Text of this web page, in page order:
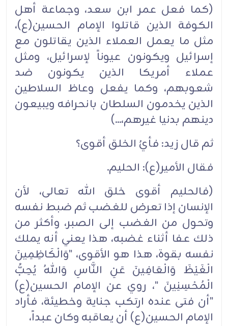
(كما فعل عمر ابن سعد، وجماعة أهل
الكوفة الذين قاتلوا الإمام الحسين(ع)،
مثل ما يعمل العملاء الذين يقاتلون مع
إسرائيل ويكونون عيوناً لإسرائيل، ومثل
عملاء أمريكا الذين يكونون ضد
شعوبهم، وكما يفعل وعاظ السلاطين
الذين يخدمون السلطان بانحرافه ويبيعون
دينهم بدنيا غيرهم،...)
ثم قال زيد: فأيُ الخلق أقوى؟
فقال الأمير(ع): الحليم.
(فالحليم أقوى خلق الله تعالى، لأن
الإنسان إذا تعرض للغضب ثم ضبط نفسه
وتحول من الغضب إلى الصبر، وأكثر من
ذلك عفا أثناء غضبه، هذا يعني أنه يملك
نفسه بقوة، هذا هو الأقوى، "وَالْكَاظِمِينَ
الْغَيْظَ وَالْعَافِينَ عَنِ النَّاسِ وَاللهُ يُحِبُّ
الْمُحْسِنِينَ "، روي عن الإمام الحسين(ع)
"أن فتى عنده ارتكب جناية وخطيئة، فأراد
الإمام الحسين(ع) أن يعاقبه وكان عبداً،